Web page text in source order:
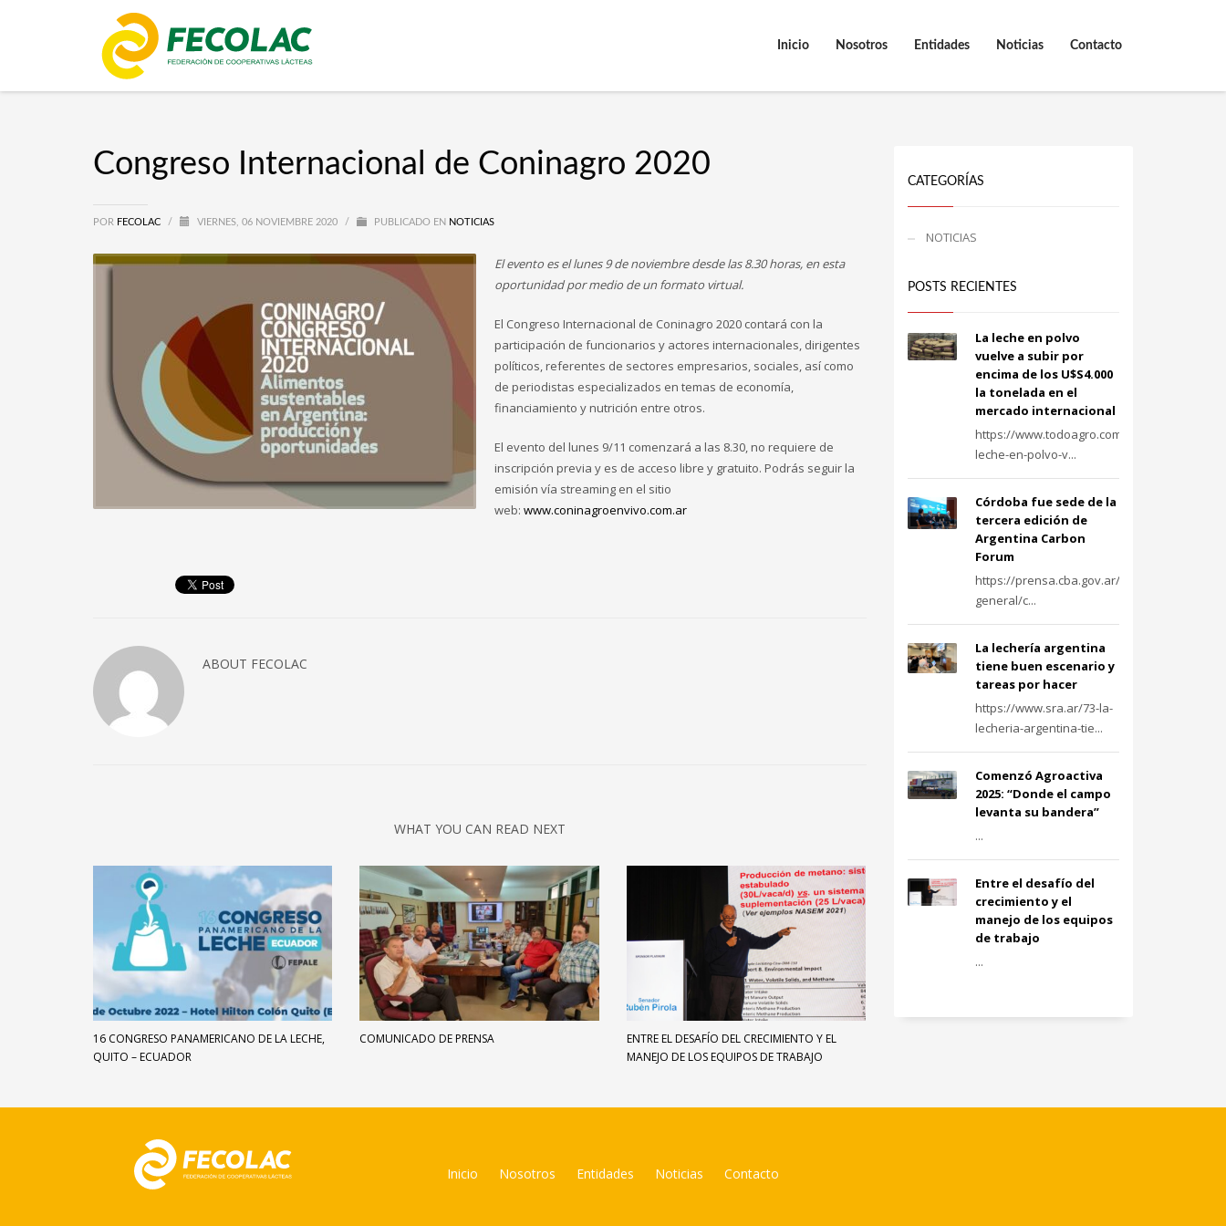
Inicio Nosotros Entidades Noticias Contacto
Congreso Internacional de Coninagro 2020
POR FECOLAC / VIERNES, 06 NOVIEMBRE 2020 / PUBLICADO EN NOTICIAS
El evento es el lunes 9 de noviembre desde las 8.30 horas, en esta
oportunidad por medio de un formato virtual.
El Congreso Internacional de Coninagro 2020 contará con la
participación de funcionarios y actores internacionales, dirigentes
políticos, referentes de sectores empresarios, sociales, así como
de periodistas especializados en temas de economía,
financiamiento y nutrición entre otros.
El evento del lunes 9/11 comenzará a las 8.30, no requiere de
inscripción previa y es de acceso libre y gratuito. Podrás seguir la
emisión vía streaming en el sitio
web: www.coninagroenvivo.com.ar
ABOUT FECOLAC
WHAT YOU CAN READ NEXT
16 CONGRESO PANAMERICANO DE LA LECHE,
QUITO – ECUADOR
COMUNICADO DE PRENSA
ENTRE EL DESAFÍO DEL CRECIMIENTO Y EL
MANEJO DE LOS EQUIPOS DE TRABAJO
CATEGORÍAS
NOTICIAS
POSTS RECIENTES
La leche en polvo
vuelve a subir por
encima de los U$S4.000
la tonelada en el
mercado internacional
https://www.todoagro.com.ar/la-
leche-en-polvo-v...
Córdoba fue sede de la
tercera edición de
Argentina Carbon
Forum
https://prensa.cba.gov.ar/informacion-
general/c...
La lechería argentina
tiene buen escenario y
tareas por hacer
https://www.sra.ar/73-la-
lecheria-argentina-tie...
Comenzó Agroactiva
2025: “Donde el campo
levanta su bandera”
...
Entre el desafío del
crecimiento y el
manejo de los equipos
de trabajo
...
Inicio Nosotros Entidades Noticias Contacto